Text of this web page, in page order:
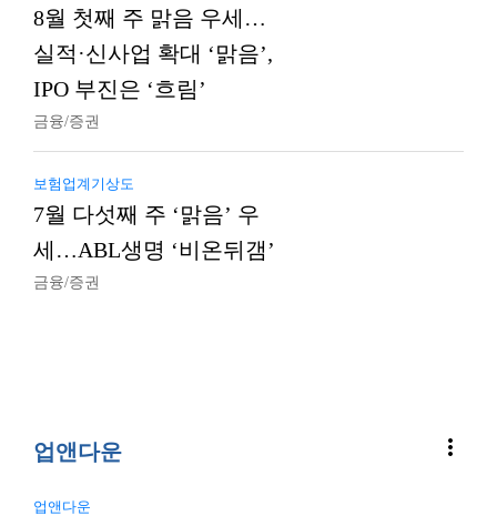
8월 첫째 주 맑음 우세…
실적·신사업 확대 ‘맑음’,
IPO 부진은 ‘흐림’
금융/증권
보험업계기상도
7월 다섯째 주 ‘맑음’ 우
세…ABL생명 ‘비온뒤갬’
금융/증권
업앤다운 more_vert
업앤다운